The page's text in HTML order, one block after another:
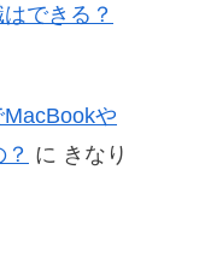
できる？
や
に きなり